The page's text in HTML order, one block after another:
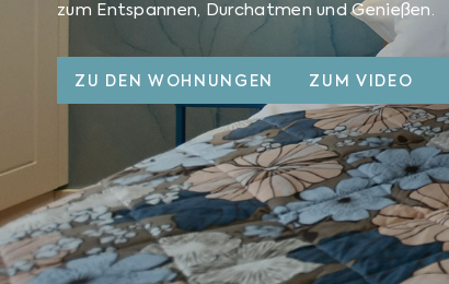
zum Entspannen, Durchatmen und Genießen.
ZU DEN WOHNUNGEN ZUM VIDEO